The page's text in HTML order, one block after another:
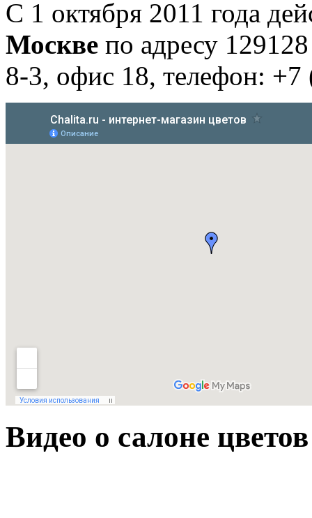
С 1 октября 2011 года
Москве по адресу
8-3, офис 18, телефон:
Видео о салоне